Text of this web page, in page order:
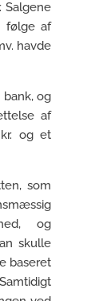
Salgene
følge af
havde
og
af
og et
som
og
skulle
baseret